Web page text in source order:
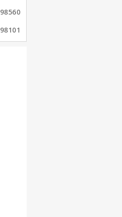
98560
98101